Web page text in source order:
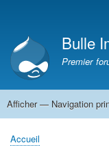
compte
de
l'utilisateur
Bulle
Premier
Navigation
Afficher — Navigation
Accueil
Fil
Accueil